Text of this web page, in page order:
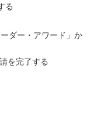
る
ダー・アワード」か
を完了する